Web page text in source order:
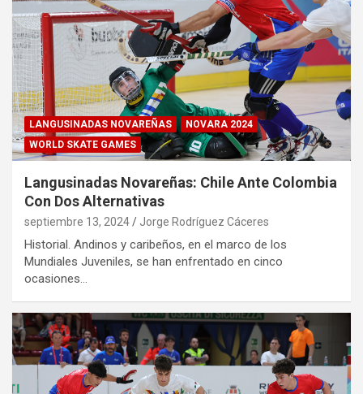
LANGUSINADAS NOVAREÑAS
NOVARA 2024
WORLD SKATE GAMES
Langusinadas Novareñas: Chile Ante Colombia
Con Dos Alternativas
septiembre 13, 2024 Jorge Rodríguez Cáceres
Historial. Andinos y caribeños, en el marco de los
Mundiales Juveniles, se han enfrentado en cinco
ocasiones…